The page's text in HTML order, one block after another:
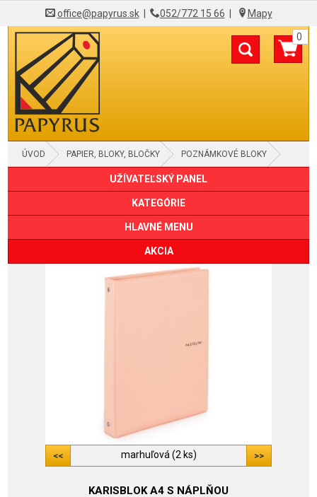
office@papyrus.sk| 052/772 15 66 Mapy
0
ÚVOD PAPIER, BLOKY, BLOČKY POZNÁMKOVÉ BLOKY
UŽÍVATEĽSKÝ PANEL
KATEGÓRIE
HLAVNÉ MENU
AKCIA
marhuľová (2 ks)
KARISBLOK A4 S NÁPLŇOU